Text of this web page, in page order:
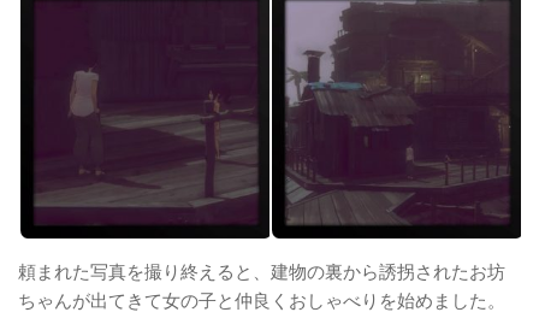
頼まれた写真を撮り終えると、建物の裏から誘拐されたお坊
ちゃんが出てきて女の子と仲良くおしゃべりを始めました。